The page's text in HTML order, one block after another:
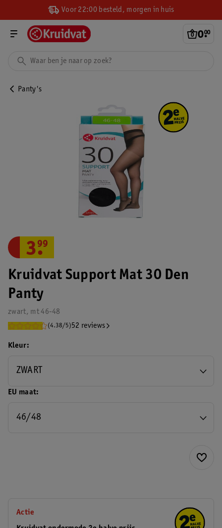
Voor 22:00 besteld, morgen in huis
0.
00
Panty's
Kruidvat Support Mat 30 Den
Panty
zwart, mt 46-48
(4.38/5)52 reviews
3.
99
EU maat
46/48
Kleur
ZWART
Actie